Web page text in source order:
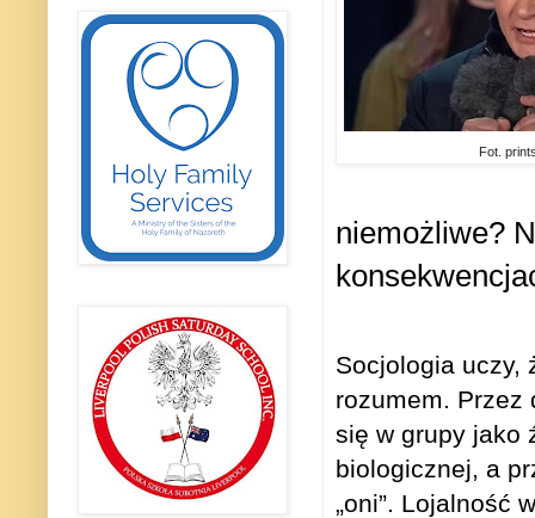
Fot.
niemożliwe?
Socjologia uczy,
rozumem. Przez
się w grupy jako
biologicznej, a
„oni”. Lojalność